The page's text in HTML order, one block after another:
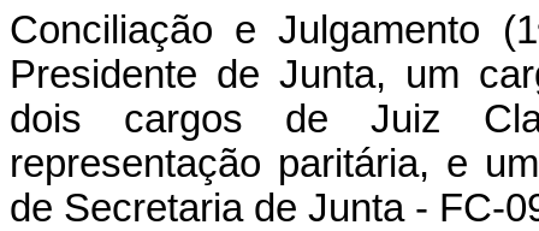
Conciliação e Julgamento
Presidente de Junta, um
dois cargos de Juiz
representação paritária, e
de Secretaria de Junta - FC-